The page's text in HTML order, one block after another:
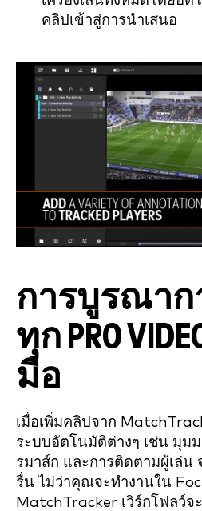
คลิปเข้าสู่การนำเสนอ
การบูรณาก
ทุก PRO
มือ
เมื่อเพิ่มคลิปจาก
ระบบอัตโนมัติต่างๆ เช่น มุม
รมาส์ก และการติดตามผู้เล่น
รื่น ไม่ว่าคุณจะทำงานใน
MatchTracker เวิร์กโฟลว์จ